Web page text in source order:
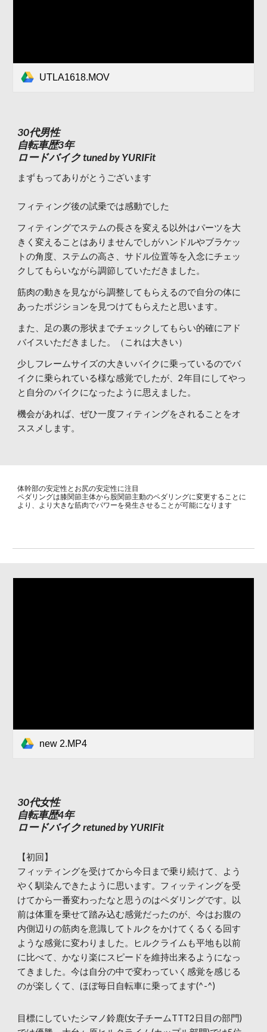
UTLA1618.MOV
30代男性
自転車歴3年
ロードバイク tuned by YURIFit
まずもってありがとうございます
フィティング後の試乗では感動でした
フィティングでステムの長さを変える以外はパーツを大
きく変えることはありませんでしがハンドルやブラケッ
トの角度、ステムの高さ、サドル位置等を入念にチェッ
クしてもらいながら調節していただきました。
筋肉の動きを見ながら調整してもらえるので自分の体に
あったポジションを見つけてもらえたと思います。
また、足の裏の形状までチェックしてもらい的確にアド
バイスいただきました。（これは大きい）
少しフレームサイズの大きいバイクに乗っているのでバ
イクに乗られている様な感覚でしたが、2年目にしてやっ
と自分のバイクになったように思えました。
機会があれば、ぜひ一度フィティングをされることをオ
ススメします。
体幹部の安定性とお尻の安定性に注目
ペダリングは膝関節主体から股関節主動のペダリングに変更することに
より、より大きな筋肉でパワーを発生させることが可能になります
new 2.MP4
30代女性
自転車歴4年
ロードバイク retuned by YURIFit
【初回】
フィッティングを受けてから今日まで乗り続けて、よう
やく馴染んできたように思います。フィッティングを受
けてから一番変わったなと思うのはペダリングです。以
前は体重を乗せて踏み込む感覚だったのが、今はお腹の
内側辺りの筋肉を意識してトルクをかけてくるくる回す
ような感覚に変わりました。ヒルクライムも平地も以前
に比べて、かなり楽にスピードを維持出来るようになっ
てきました。今は自分の中で変わっていく感覚を感じる
のが楽しくて、ほぼ毎日自転車に乗ってます(^-^)
目標にしていたシマノ鈴鹿(女子チームTTT2日目の部門)